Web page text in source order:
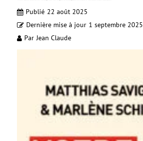
Publié 22 août 2025
Dernière mise à jour 1 septembre 2025
Par Jean Claude